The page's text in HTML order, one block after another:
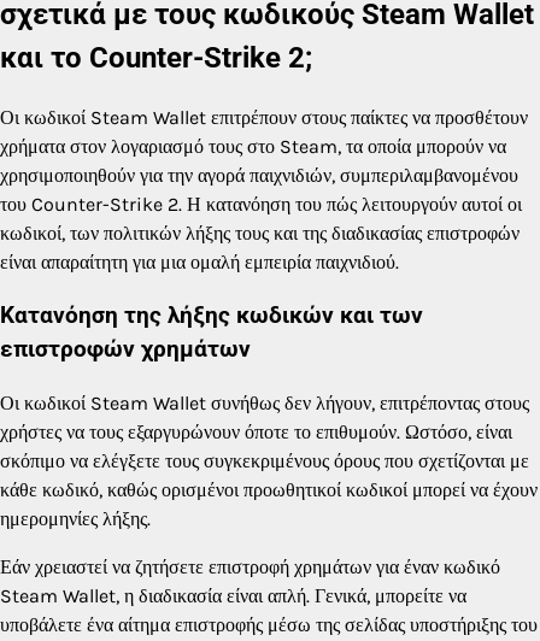
σχετικά με τους κωδικούς Steam Wallet
και το Counter-Strike 2;
Οι κωδικοί Steam Wallet επιτρέπουν στους παίκτες να προσθέτουν
χρήματα στον λογαριασμό τους στο Steam, τα οποία μπορούν να
χρησιμοποιηθούν για την αγορά παιχνιδιών, συμπεριλαμβανομένου
του Counter-Strike 2. Η κατανόηση του πώς λειτουργούν αυτοί οι
κωδικοί, των πολιτικών λήξης τους και της διαδικασίας επιστροφών
είναι απαραίτητη για μια ομαλή εμπειρία παιχνιδιού.
Κατανόηση της λήξης κωδικών και των
επιστροφών χρημάτων
Οι κωδικοί Steam Wallet συνήθως δεν λήγουν, επιτρέποντας στους
χρήστες να τους εξαργυρώνουν όποτε το επιθυμούν. Ωστόσο, είναι
σκόπιμο να ελέγξετε τους συγκεκριμένους όρους που σχετίζονται με
κάθε κωδικό, καθώς ορισμένοι προωθητικοί κωδικοί μπορεί να έχουν
ημερομηνίες λήξης.
Εάν χρειαστεί να ζητήσετε επιστροφή χρημάτων για έναν κωδικό
Steam Wallet, η διαδικασία είναι απλή. Γενικά, μπορείτε να
υποβάλετε ένα αίτημα επιστροφής μέσω της σελίδας υποστήριξης του